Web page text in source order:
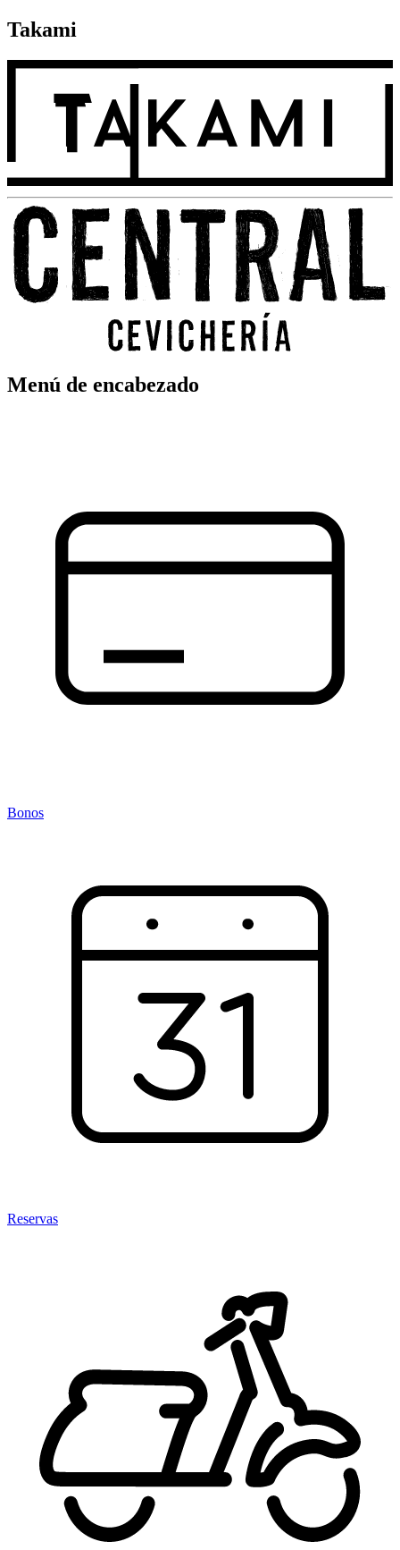
Takami
Menú de encabezado
Bonos
Reservas